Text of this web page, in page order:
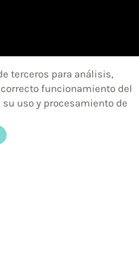
terceros para análisis,
funcionamiento del
uso y procesamiento de